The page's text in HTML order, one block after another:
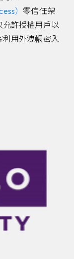
）零信任架
許授權用戶以
用外洩帳密入